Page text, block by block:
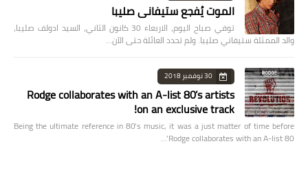
الموت يُفجع ستيفاني صليبا
توفي صباح اليوم، الاربعاء 30 كانون الثاني، السيد ادولف صليبا،
والد الممثلة ستيفاني صليبا. ولم تحدد العائلة حتى الآن…
30 نوفمبر 2018
Rodge collaborates with an A-list 80’s artists
on an exclusive track!
Being the ultimate reference in 80’s music, it was a just matter of time before
Rodge collaborates with an A-list 80’…